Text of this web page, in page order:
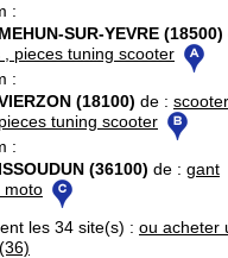
:
MEHUN-SUR-YEVRE (18500)
pieces tuning scooter
:
(18100) de : scooter
tuning scooter
:
ISSOUDUN (36100) de : gant
moto
les 34 site(s) : ou acheter